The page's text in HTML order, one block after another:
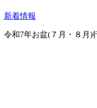
新着情報
令和7年お盆(７月・８月)